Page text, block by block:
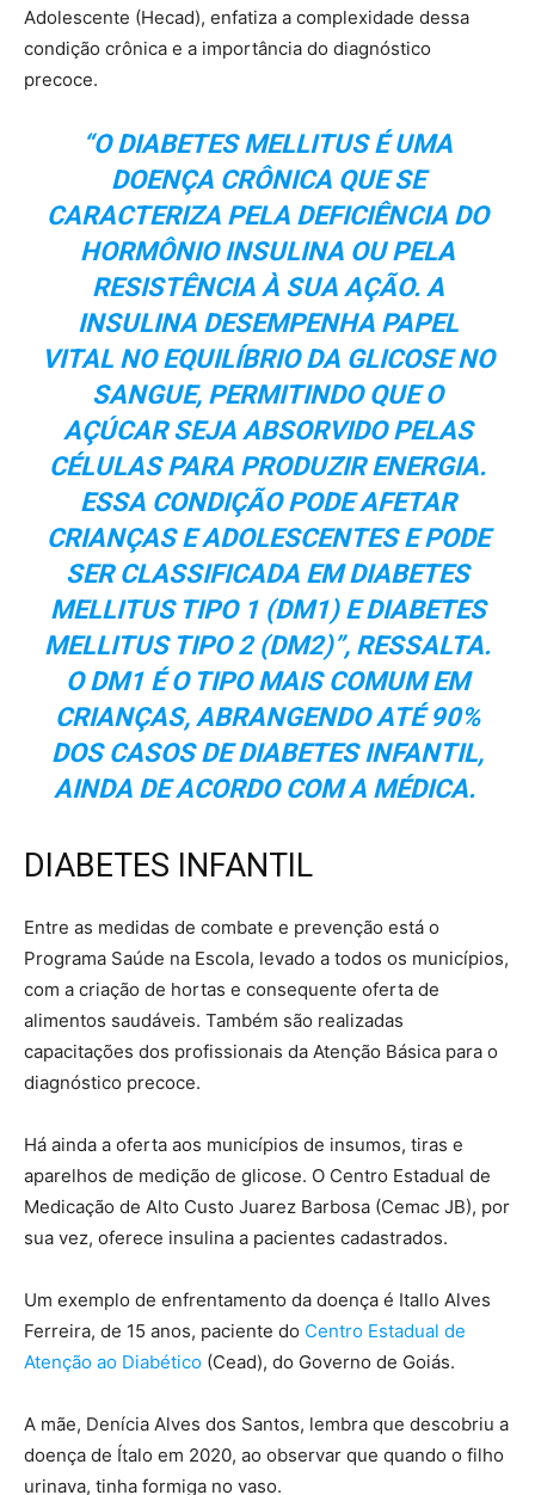
Adolescente (Hecad), enfatiza a complexidade dessa
condição crônica e a importância do diagnóstico
precoce.
“O DIABETES MELLITUS É UMA
DOENÇA CRÔNICA QUE SE
CARACTERIZA PELA DEFICIÊNCIA DO
HORMÔNIO INSULINA OU PELA
RESISTÊNCIA À SUA AÇÃO. A
INSULINA DESEMPENHA PAPEL
VITAL NO EQUILÍBRIO DA GLICOSE NO
SANGUE, PERMITINDO QUE O
AÇÚCAR SEJA ABSORVIDO PELAS
CÉLULAS PARA PRODUZIR ENERGIA.
ESSA CONDIÇÃO PODE AFETAR
CRIANÇAS E ADOLESCENTES E PODE
SER CLASSIFICADA EM DIABETES
MELLITUS TIPO 1 (DM1) E DIABETES
MELLITUS TIPO 2 (DM2)”, RESSALTA.
O DM1 É O TIPO MAIS COMUM EM
CRIANÇAS, ABRANGENDO ATÉ 90%
DOS CASOS DE DIABETES INFANTIL,
AINDA DE ACORDO COM A MÉDICA.
DIABETES INFANTIL
Entre as medidas de combate e prevenção está o
Programa Saúde na Escola, levado a todos os municípios,
com a criação de hortas e consequente oferta de
alimentos saudáveis. Também são realizadas
capacitações dos profissionais da Atenção Básica para o
diagnóstico precoce.
Há ainda a oferta aos municípios de insumos, tiras e
aparelhos de medição de glicose. O Centro Estadual de
Medicação de Alto Custo Juarez Barbosa (Cemac JB), por
sua vez, oferece insulina a pacientes cadastrados.
Um exemplo de enfrentamento da doença é Itallo Alves
Ferreira, de 15 anos, paciente do Centro Estadual de
Atenção ao Diabético (Cead), do Governo de Goiás.
A mãe, Denícia Alves dos Santos, lembra que descobriu a
doença de Ítalo em 2020, ao observar que quando o filho
urinava, tinha formiga no vaso.